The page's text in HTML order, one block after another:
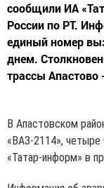
сообщили ИА
России по РТ.
единый номер
днем.
трассы Апастово
В Апастовском
«ВАЗ-2114»,
«Татар-информ» в